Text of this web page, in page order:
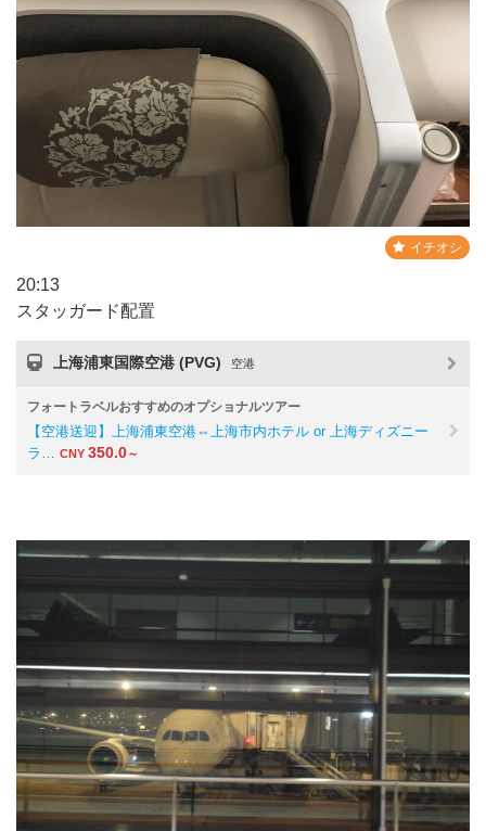
イチオシ
20:13
スタッガード配置
上海浦東国際空港 (PVG) 空港
フォートラベルおすすめのオプショナルツアー
【空港送迎】上海浦東空港⇔上海市内ホテル or 上海ディズニー
ラ… CNY 350.0～